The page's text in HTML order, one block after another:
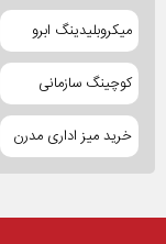
میکروبلیدینگ ابرو
کوچینگ سازمانی
خرید میز اداری مدرن